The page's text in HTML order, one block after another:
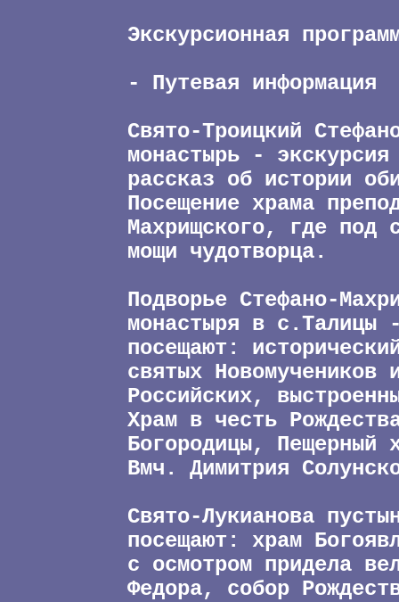
Экскурсионная
- Путевая информация
Свято-Троицкий
монастырь -
рассказ об истории
Посещение храма
Махрищского, где под
мощи чудотворца.
Подворье Стефано-
монастыря в с.Талицы
посещают:
святых Новомучеников
Российских,
Храм в честь
Богородицы, Пещерный
Вмч. Димитрия
Свято-Лукианова
посещают: храм
с осмотром придела
Федора, собор